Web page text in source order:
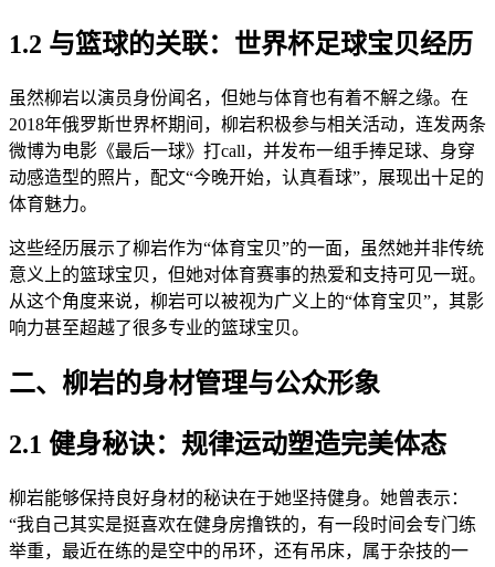
1.2 与篮球的关联：世界杯足球宝贝经历
虽然柳岩以演员身份闻名，但她与体育也有着不解之缘。在
2018年俄罗斯世界杯期间，柳岩积极参与相关活动，连发两条
微博为电影《最后一球》打call，并发布一组手捧足球、身穿
动感造型的照片，配文“今晚开始，认真看球”，展现出十足的
体育魅力。
这些经历展示了柳岩作为“体育宝贝”的一面，虽然她并非传统
意义上的篮球宝贝，但她对体育赛事的热爱和支持可见一斑。
从这个角度来说，柳岩可以被视为广义上的“体育宝贝”，其影
响力甚至超越了很多专业的篮球宝贝。
二、柳岩的身材管理与公众形象
2.1 健身秘诀：规律运动塑造完美体态
柳岩能够保持良好身材的秘诀在于她坚持健身。她曾表示：
“我自己其实是挺喜欢在健身房撸铁的，有一段时间会专门练
举重，最近在练的是空中的吊环，还有吊床，属于杂技的一